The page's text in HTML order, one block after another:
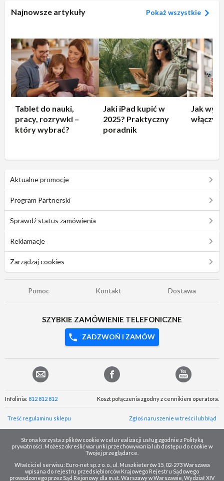
Najnowsze artykuły Pokaż wszystkie
Tablet do nauki,
pracy, rozrywki –
który wybrać?
Jaki iPad kupić w
2025? Praktyczny
poradnik
Jak
włączyć
Aktualne promocje
Program Partnerski
Sprawdź status zamówienia
Reklamacje
Zarządzaj cookies
Pomoc Kontakt Dostawa
SZYBKIE ZAMÓWIENIE TELEFONICZNE
ZADZWOŃ I ZAMÓW
Infolinia: 812 812 812 Koszt połączenia zgodny z cennikiem operatora.
Treść regulaminu sklepu Zgłoś naruszenie w treści lub błąd
Strona korzysta z plików cookie w celu realizacji usług zgodnie z Polityką
prywatności. Możesz określić warunki przechowywania lub dostępu do cookie w
Twojej przeglądarce.
Właściciel serwisu: Euro-net sp. z o. o., ul. Muszkieterów 15, 02-273 Warszawa
wpisana do rejestru przedsiębiorców Krajowego Rejestru Sądowego
prowadzonego przez Sąd Rejonowy dla m.st. Warszawy w Warszawie, Wydział XIV